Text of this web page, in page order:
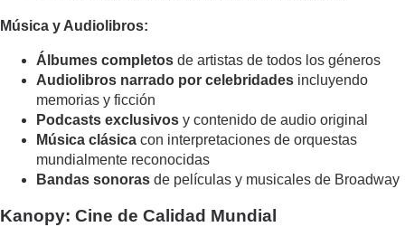
Música y Audiolibros:
Álbumes completos de artistas de todos los géneros
Audiolibros narrado por celebridades incluyendo
memorias y ficción
Podcasts exclusivos y contenido de audio original
Música clásica con interpretaciones de orquestas
mundialmente reconocidas
Bandas sonoras de películas y musicales de Broadway
Kanopy: Cine de Calidad Mundial